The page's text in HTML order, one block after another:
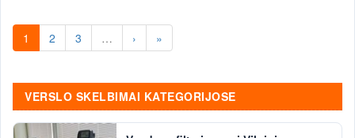
1 2 3 … › »
VERSLO SKELBIMAI KATEGORIJOSE